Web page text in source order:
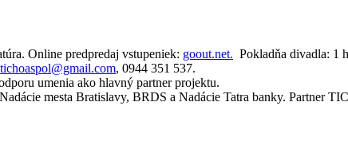
Online predpredaj vstupeniek: goout.net. Pokladňa divadla: 1
tichoaspol@gmail.com, 0944 351 537.
umenia ako hlavný partner projektu.
mesta Bratislavy, BRDS a Nadácie Tatra banky. Partner